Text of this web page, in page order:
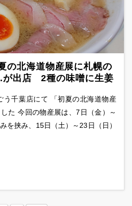
の北海道物産展に札幌の
が出店 2種の味噌に生姜
う千葉店にて 「初夏の北海道物産
た 今回の物産展は、7日（金）～
を挟み、15日（土）～23日（日）